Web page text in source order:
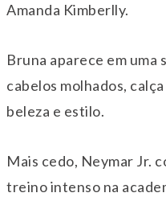
Amanda Kimberlly.
Bruna aparece em uma
cabelos molhados,
beleza e estilo.
Mais cedo, Neymar Jr.
treino intenso na